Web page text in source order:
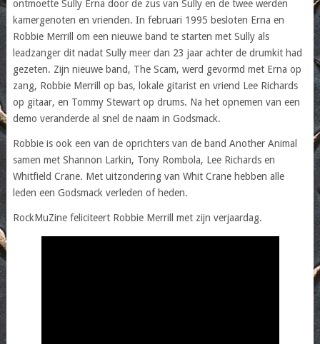
ontmoette Sully Erna door de zus van Sully en de twee werden
kamergenoten en vrienden. In februari 1995 besloten Erna en
Robbie Merrill om een nieuwe band te starten met Sully als
leadzanger dit nadat Sully meer dan 23 jaar achter de drumkit had
gezeten. Zijn nieuwe band, The Scam, werd gevormd met Erna op
zang, Robbie Merrill op bas, lokale gitarist en vriend Lee Richards
op gitaar, en Tommy Stewart op drums. Na het opnemen van een
demo veranderde al snel de naam in Godsmack.
Robbie is ook een van de oprichters van de band Another Animal
samen met Shannon Larkin, Tony Rombola, Lee Richards en
Whitfield Crane. Met uitzondering van Whit Crane hebben alle
leden een Godsmack verleden of heden.
RockMuZine feliciteert Robbie Merrill met zijn verjaardag.